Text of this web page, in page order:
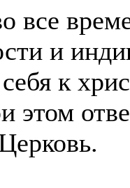
все
и
к
этом